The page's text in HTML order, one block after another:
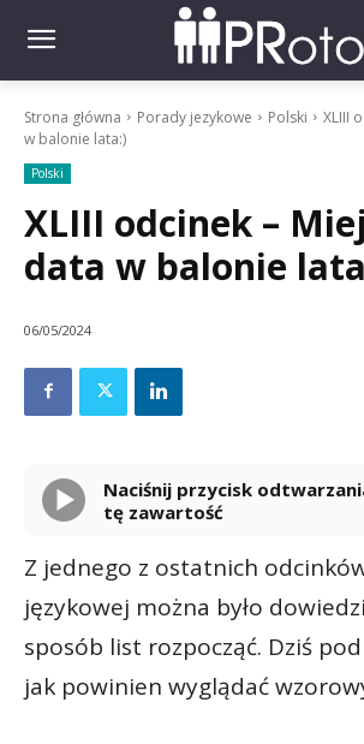
Strona główna Porady jezykowe Polski
XLIII
w balonie lata:)
Polski
XLIII odcinek –
data w balonie
06/05/2024
Naciśnij przycisk odtwarzania, aby odsłuchać
tę zawartość
Z jednego z ostatnich
językowej można było
sposób list rozpocząć. Dziś
jak powinien wyglądać